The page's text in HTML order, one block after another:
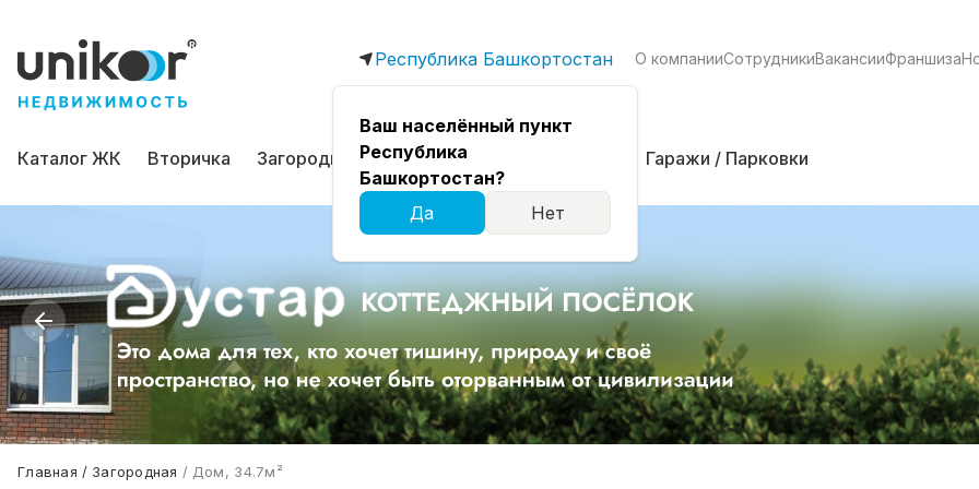
Республика Башкортостан
Ваш населённый пункт
Республика
Башкортостан?
Да
Нет
О компанииСотрудникиВакансииФраншиза
Каталог ЖК Вторичка Загородная Коммерческая Гаражи / Парковки
Главная Загородная Дом, 34.7м²